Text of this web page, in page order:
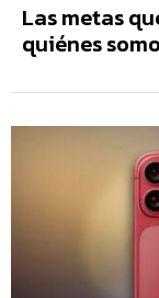
Las metas
quiénes